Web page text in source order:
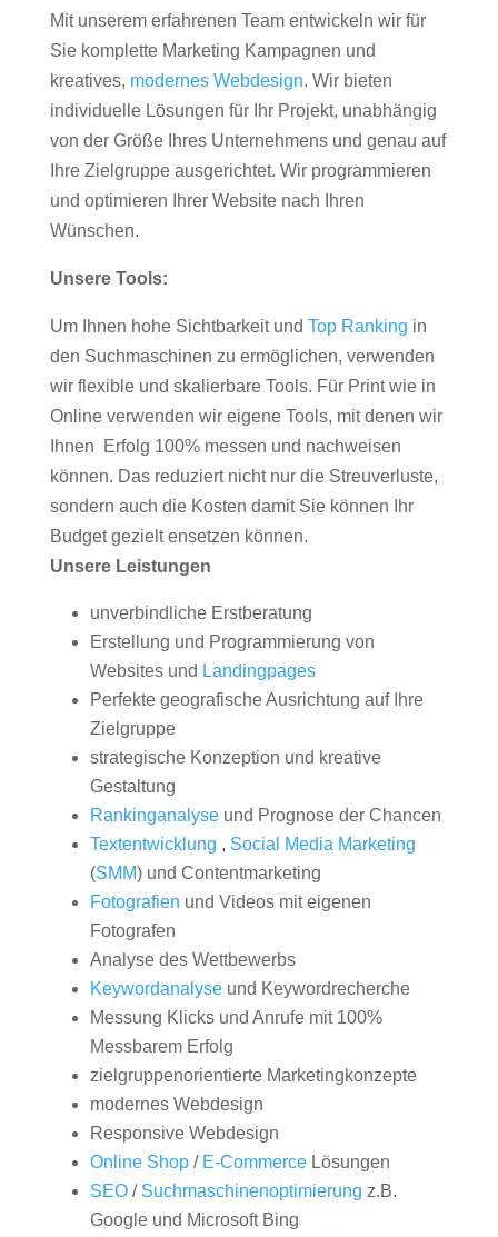
Mit unserem erfahrenen Team entwickeln wir für
Sie komplette Marketing Kampagnen und
kreatives, modernes Webdesign. Wir bieten
individuelle Lösungen für Ihr Projekt, unabhängig
von der Größe Ihres Unternehmens und genau auf
Ihre Zielgruppe ausgerichtet. Wir programmieren
und optimieren Ihrer Website nach Ihren
Wünschen.
Unsere Tools:
Um Ihnen hohe Sichtbarkeit und Top Ranking in
den Suchmaschinen zu ermöglichen, verwenden
wir flexible und skalierbare Tools. Für Print wie in
Online verwenden wir eigene Tools, mit denen wir
Ihnen Erfolg 100% messen und nachweisen
können. Das reduziert nicht nur die Streuverluste,
sondern auch die Kosten damit Sie können Ihr
Budget gezielt ensetzen können.
Unsere Leistungen
unverbindliche Erstberatung
Erstellung und Programmierung von
Websites und Landingpages
Perfekte geografische Ausrichtung auf Ihre
Zielgruppe
strategische Konzeption und kreative
Gestaltung
Rankinganalyseund Prognose der Chancen
Textentwicklung , Social Media Marketing
(SMM) und Contentmarketing
Fotografien und Videos mit eigenen
Fotografen
Analyse des Wettbewerbs
Keywordanalyseund Keywordrecherche
Messung Klicks und Anrufe mit 100%
Messbarem Erfolg
zielgruppenorientierte Marketingkonzepte
modernes Webdesign
Responsive Webdesign
Online Shop/ E-CommerceLösungen
SEO/ Suchmaschinenoptimierung z.B.
Google und Microsoft Bing